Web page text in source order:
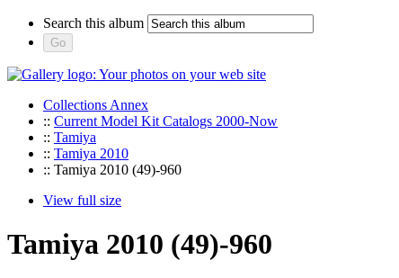
Search this album
Collections Annex
:: Current Model Kit Catalogs 2000-Now
:: Tamiya
:: Tamiya 2010
:: Tamiya 2010 (49)-960
View full size
Tamiya 2010 (49)-960